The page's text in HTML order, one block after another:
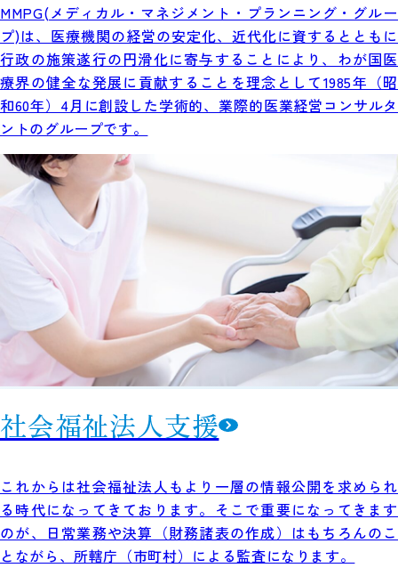
MMPG(メディカル・マネジメント・プランニング・グルー
プ)は、医療機関の経営の安定化、近代化に資するとともに
行政の施策遂行の円滑化に寄与することにより、わが国医
療界の健全な発展に貢献することを理念として1985年（昭
和60年）4月に創設した学術的、業際的医業経営コンサルタ
ントのグループです。
社会福祉法人支援
これからは社会福祉法人もより一層の情報公開を求められ
る時代になってきております。そこで重要になってきます
のが、日常業務や決算（財務諸表の作成）はもちろんのこ
とながら、所轄庁（市町村）による監査になります。